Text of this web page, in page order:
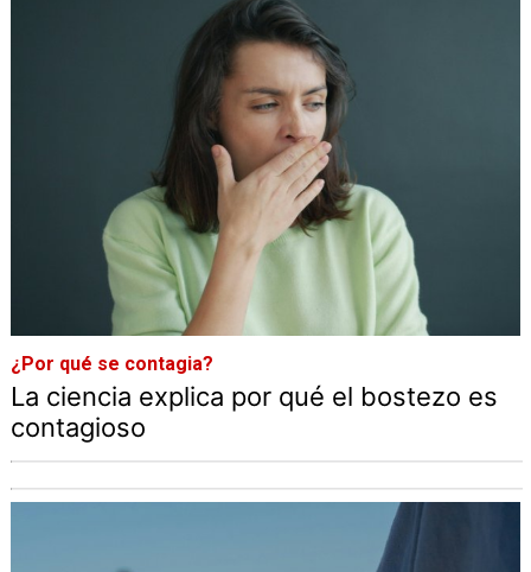
¿Por qué se contagia?
La ciencia explica por qué el bostezo es
contagioso